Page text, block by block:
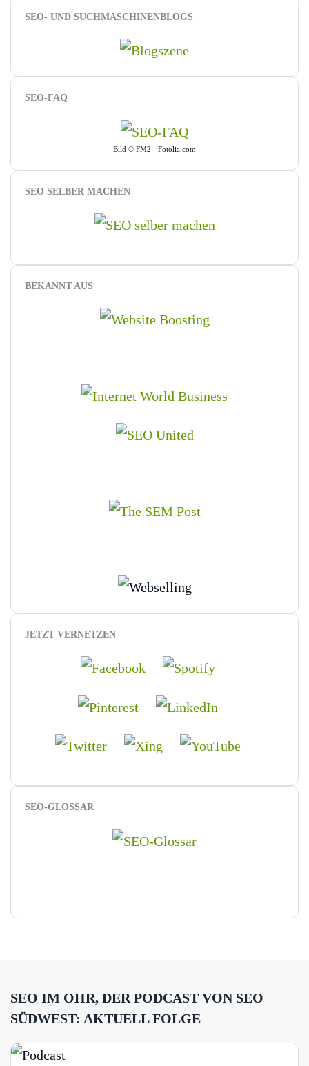
SEO- UND SUCHMASCHINENBLOGS
SEO-FAQ
Bild © FM2 - Fotolia.com
SEO SELBER MACHEN
BEKANNT AUS
JETZT VERNETZEN
SEO-GLOSSAR
SEO IM OHR, DER PODCAST VON SEO
SÜDWEST: AKTUELL FOLGE